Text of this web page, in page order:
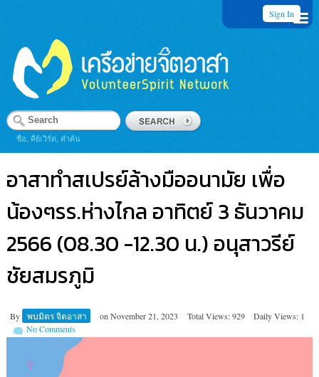
Sign In
ชื่อ, คีย์เวิร์ด, คำค้น
อาสาทำสเปรย์ล้างมืออนามัย เพื่อ
น้องๆรร.ห่างไกล อาทิตย์ 3 ธันวาคม
2566 (08.30 -12.30 น.) อนุสาวรีย์
ชัยสมรภูมิ
By พบมิตร จิตอาสา on November 21, 2023 Total Views: 929
Daily Views: 1
No Comments